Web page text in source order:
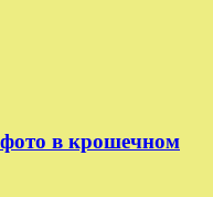
в крошечном